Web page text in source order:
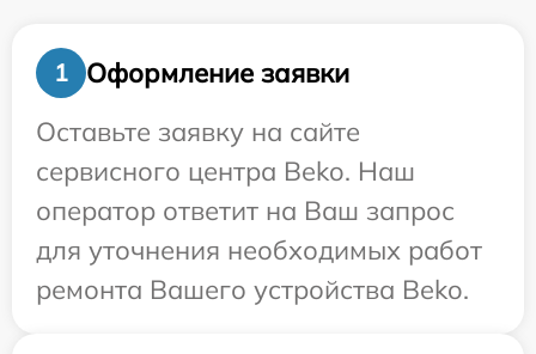
1
Оформление заявки
Оставьте заявку на сайте
сервисного центра Beko. Наш
оператор ответит на Ваш запрос
для уточнения необходимых работ
ремонта Вашего устройства Beko.